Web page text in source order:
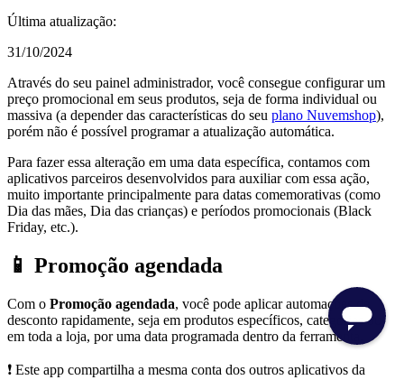
Última atualização:
31/10/2024
Através do seu painel administrador, você consegue configurar um
preço promocional em seus produtos, seja de forma individual ou
massiva (a depender das características do seu plano Nuvemshop),
porém não é possível programar a atualização automática.
Para fazer essa alteração em uma data específica, contamos com
aplicativos parceiros desenvolvidos para auxiliar com essa ação,
muito importante principalmente para datas comemorativas (como
Dia das mães, Dia das crianças) e períodos promocionais (Black
Friday, etc.).
📱 Promoção agendada
Com o Promoção agendada, você pode aplicar automações de
desconto rapidamente, seja em produtos específicos, categorias ou
em toda a loja, por uma data programada dentro da ferramenta.
❗ Este app compartilha a mesma conta dos outros aplicativos da